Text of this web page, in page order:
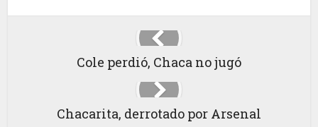
Cole perdió, Chaca no jugó
Chacarita, derrotado por Arsenal